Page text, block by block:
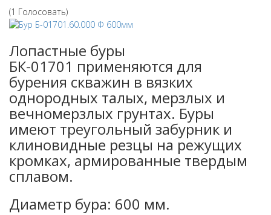
(1 Голосовать)
Лопастные буры
БК-01701 применяются для
бурения скважин в вязких
однородных талых, мерзлых и
вечномерзлых грунтах. Буры
имеют треугольный забурник и
клиновидные резцы на режущих
кромках, армированные твердым
сплавом.
Диаметр бура: 600 мм.